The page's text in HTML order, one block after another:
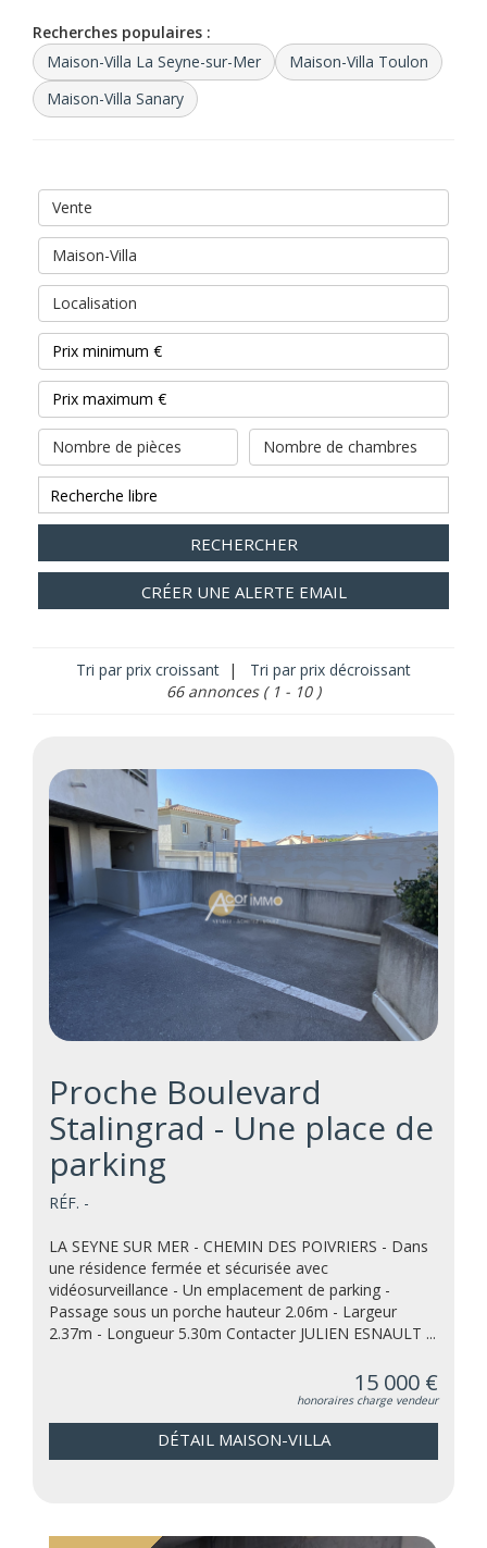
Recherches populaires :
Maison-Villa La Seyne-sur-Mer
Maison-Villa Toulon
Maison-Villa Sanary
Vente
Maison-Villa
Localisation
Nombre de pièces Nombre de chambres
RECHERCHER
CRÉER UNE ALERTE EMAIL
Tri par prix croissant |
Tri par prix décroissant
66 annonces ( 1 - 10 )
Proche Boulevard
Stalingrad - Une place de
parking
RÉF. -
LA SEYNE SUR MER - CHEMIN DES POIVRIERS - Dans
une résidence fermée et sécurisée avec
vidéosurveillance - Un emplacement de parking -
Passage sous un porche hauteur 2.06m - Largeur
2.37m - Longueur 5.30m Contacter JULIEN ESNAULT ...
15 000 €
honoraires charge vendeur
DÉTAIL MAISON-VILLA